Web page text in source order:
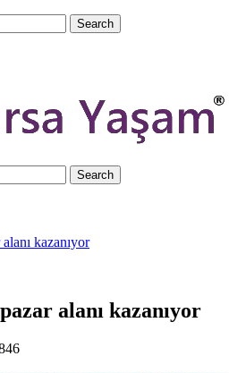
Search
Search
kazanıyor
alanı kazanıyor